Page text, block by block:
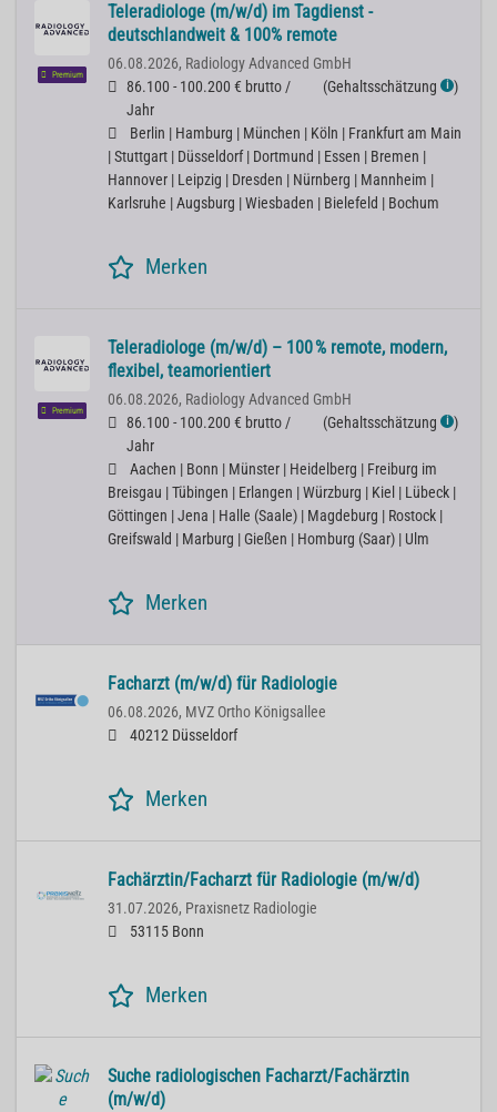
Premium
Teleradiologe (m/w/d) im Tagdienst -
deutschlandweit & 100% remote
06.08.2026, Radiology Advanced GmbH
86.100 - 100.200 € brutto /
Jahr
(Gehaltsschätzung ℹ )
Berlin | Hamburg | München | Köln | Frankfurt am Main
| Stuttgart | Düsseldorf | Dortmund | Essen | Bremen |
Hannover | Leipzig | Dresden | Nürnberg | Mannheim |
Karlsruhe | Augsburg | Wiesbaden | Bielefeld | Bochum
Merken
Premium
Teleradiologe (m/w/d) – 100 % remote, modern,
flexibel, teamorientiert
06.08.2026, Radiology Advanced GmbH
86.100 - 100.200 € brutto /
Jahr
(Gehaltsschätzung ℹ )
Aachen | Bonn | Münster | Heidelberg | Freiburg im
Breisgau | Tübingen | Erlangen | Würzburg | Kiel | Lübeck |
Göttingen | Jena | Halle (Saale) | Magdeburg | Rostock |
Greifswald | Marburg | Gießen | Homburg (Saar) | Ulm
Merken
Facharzt (m/w/d) für Radiologie
06.08.2026, MVZ Ortho Königsallee
40212 Düsseldorf
Merken
Fachärztin/Facharzt für Radiologie (m/w/d)
31.07.2026, Praxisnetz Radiologie
53115 Bonn
Merken
Suche radiologischen Facharzt/Fachärztin
(m/w/d)